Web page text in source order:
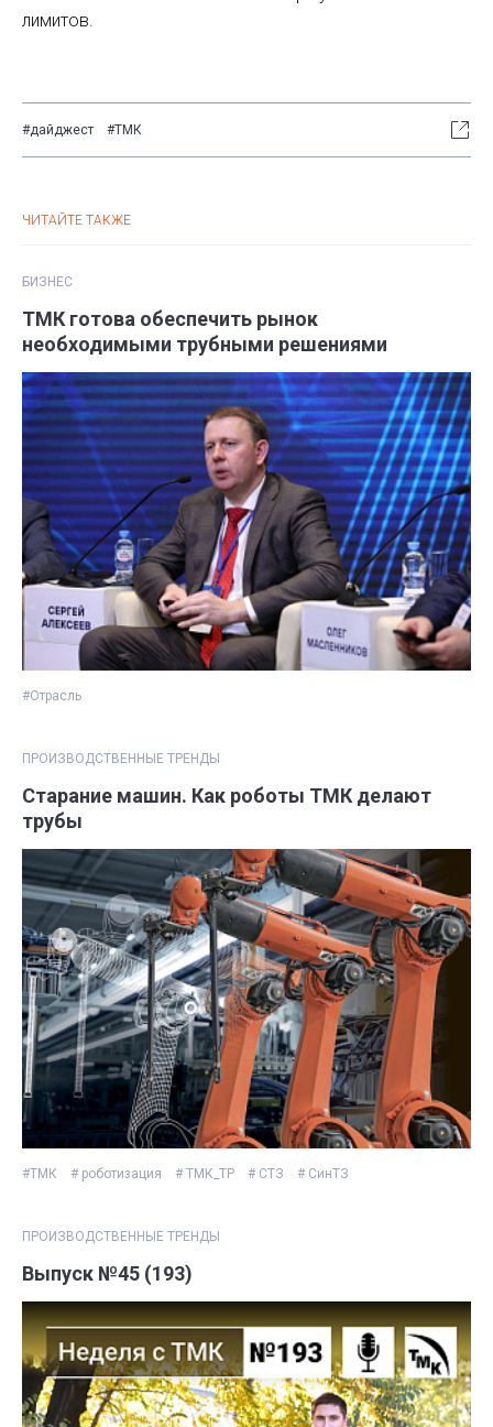
лимитов.
#дайджест #ТМК
ЧИТАЙТЕ ТАКЖЕ
БИЗНЕС
ТМК готова обеспечить рынок
необходимыми трубными решениями
#Отрасль
ПРОИЗВОДСТВЕННЫЕ ТРЕНДЫ
Старание машин. Как роботы ТМК делают
трубы
#ТМК # роботизация # ТМК_ТР # СТЗ # СинТЗ
ПРОИЗВОДСТВЕННЫЕ ТРЕНДЫ
Выпуск №45 (193)